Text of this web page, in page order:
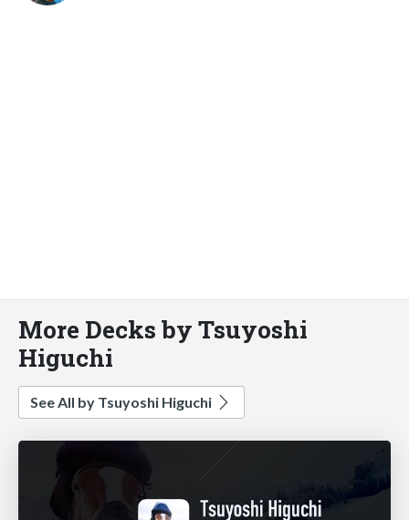
More Decks by Tsuyoshi
Higuchi
See All by Tsuyoshi Higuchi